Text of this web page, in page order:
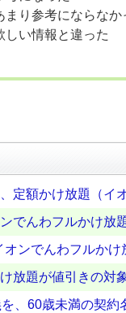
まり参考にならなか
しい情報と違った
定額かけ放題（イ
でんわフルかけ放
ンでんわフルかけ
放題が値引きの対
、60歳未満の契